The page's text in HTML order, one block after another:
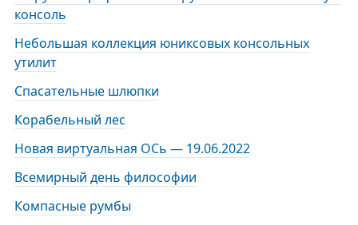
консоль
Небольшая коллекция юниксовых консольных
утилит
Спасательные шлюпки
Корабельный лес
Новая виртуальная ОСь — 19.06.2022
Всемирный день философии
Компасные румбы